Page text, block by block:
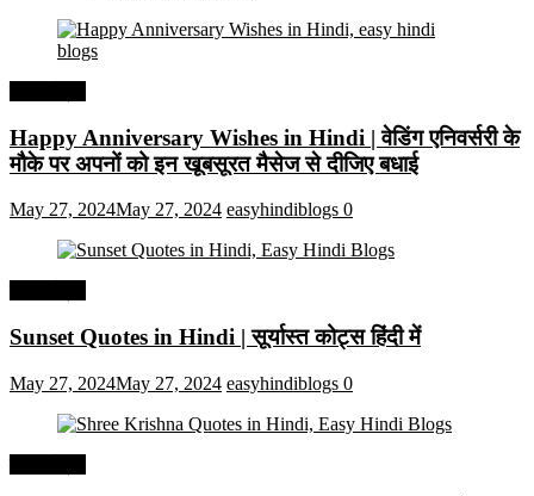
Happy Anniversary Wishes in Hindi | वेडिंग एनिवर्सरी के
मौके पर अपनों को इन खूबसूरत मैसेज से दीजिए बधाई
May 27, 2024May 27, 2024 easyhindiblogs 0
Sunset Quotes in Hindi | सूर्यास्त कोट्स हिंदी में
May 27, 2024May 27, 2024 easyhindiblogs 0